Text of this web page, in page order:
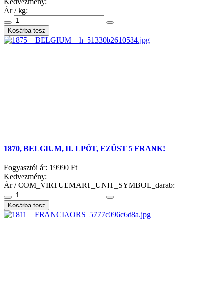
Kedvezmény:
Ár / kg:
1870, BELGIUM, II. LPÓT, EZÜST 5 FRANK!
Fogyasztói ár: 19990 Ft
Kedvezmény:
Ár / COM_VIRTUEMART_UNIT_SYMBOL_darab: